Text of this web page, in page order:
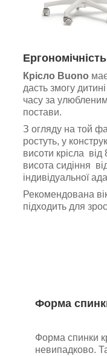
Ергономічність
Крісло Buono
дасть змогу
часу за
постави.
З огляду на той
ростуть, у
висоти крісла
висота сидіння
індивідуальної
Рекомендована
підходить для
Форма
Форма спинки
невипадково.